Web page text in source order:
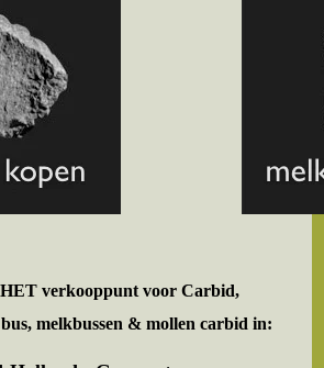
verkooppunt voorCarbid,
melkbussen & mollen carbid in: